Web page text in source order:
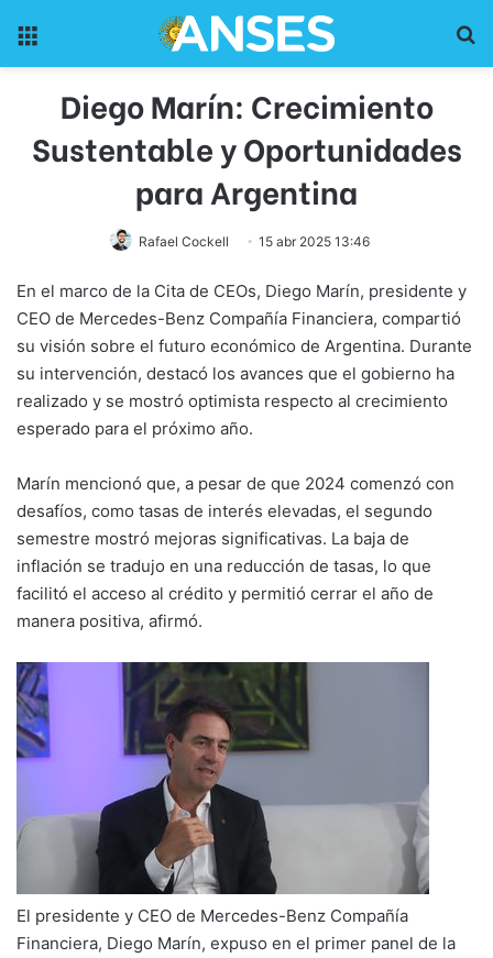
Diego Marín: Crecimiento
Sustentable y Oportunidades
para Argentina
Rafael Cockell 15 abr 2025 13:46
En el marco de la Cita de CEOs, Diego Marín, presidente y
CEO de Mercedes-Benz Compañía Financiera, compartió
su visión sobre el futuro económico de Argentina. Durante
su intervención, destacó los avances que el gobierno ha
realizado y se mostró optimista respecto al crecimiento
esperado para el próximo año.
Marín mencionó que, a pesar de que 2024 comenzó con
desafíos, como tasas de interés elevadas, el segundo
semestre mostró mejoras significativas. La baja de
inflación se tradujo en una reducción de tasas, lo que
facilitó el acceso al crédito y permitió cerrar el año de
manera positiva, afirmó.
El presidente y CEO de Mercedes-Benz Compañía
Financiera, Diego Marín, expuso en el primer panel de la